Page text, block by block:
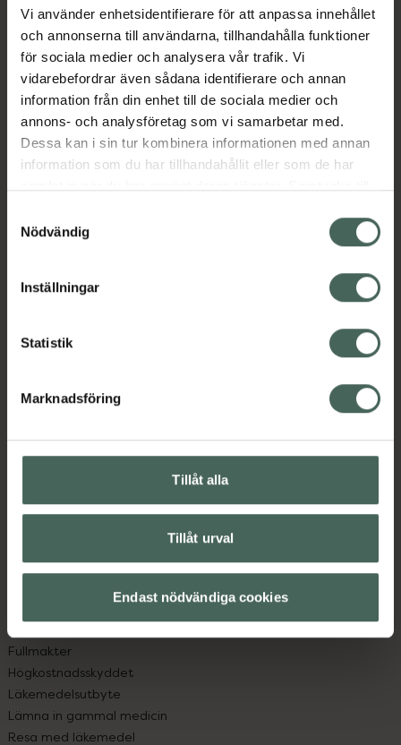
Vi använder enhetsidentifierare för att anpassa innehållet
och annonserna till användarna, tillhandahålla funktioner
för sociala medier och analysera vår trafik. Vi
vidarebefordrar även sådana identifierare och annan
information från din enhet till de sociala medier och
annons- och analysföretag som vi samarbetar med.
Dessa kan i sin tur kombinera informationen med annan
information som du har tillhandahållit eller som de har
återkalla ditt samtycke via webbplatsens
cookieinställningar. Ett återkallat samtycke påverkar inte
lagligheten av behandling som skett innan återkallelsen.
Nödvändig
Inställningar
Statistik
Marknadsföring
Tillåt alla
Tillåt urval
Endast nödvändiga cookies
Beskrivning
Läs alltid bipacksedeln innan
användning.
syd till Lappland i norr, och online i mobilen och på
hjälpa just dig att må lite bättre. Välkommen att prata
Kundservice
Leverans, betalning och retur
App
Om recept och läkemedel
Fullmakter
Högkostnadsskyddet
Läkemedelsutbyte
Lämna in gammal medicin
Resa med läkemedel